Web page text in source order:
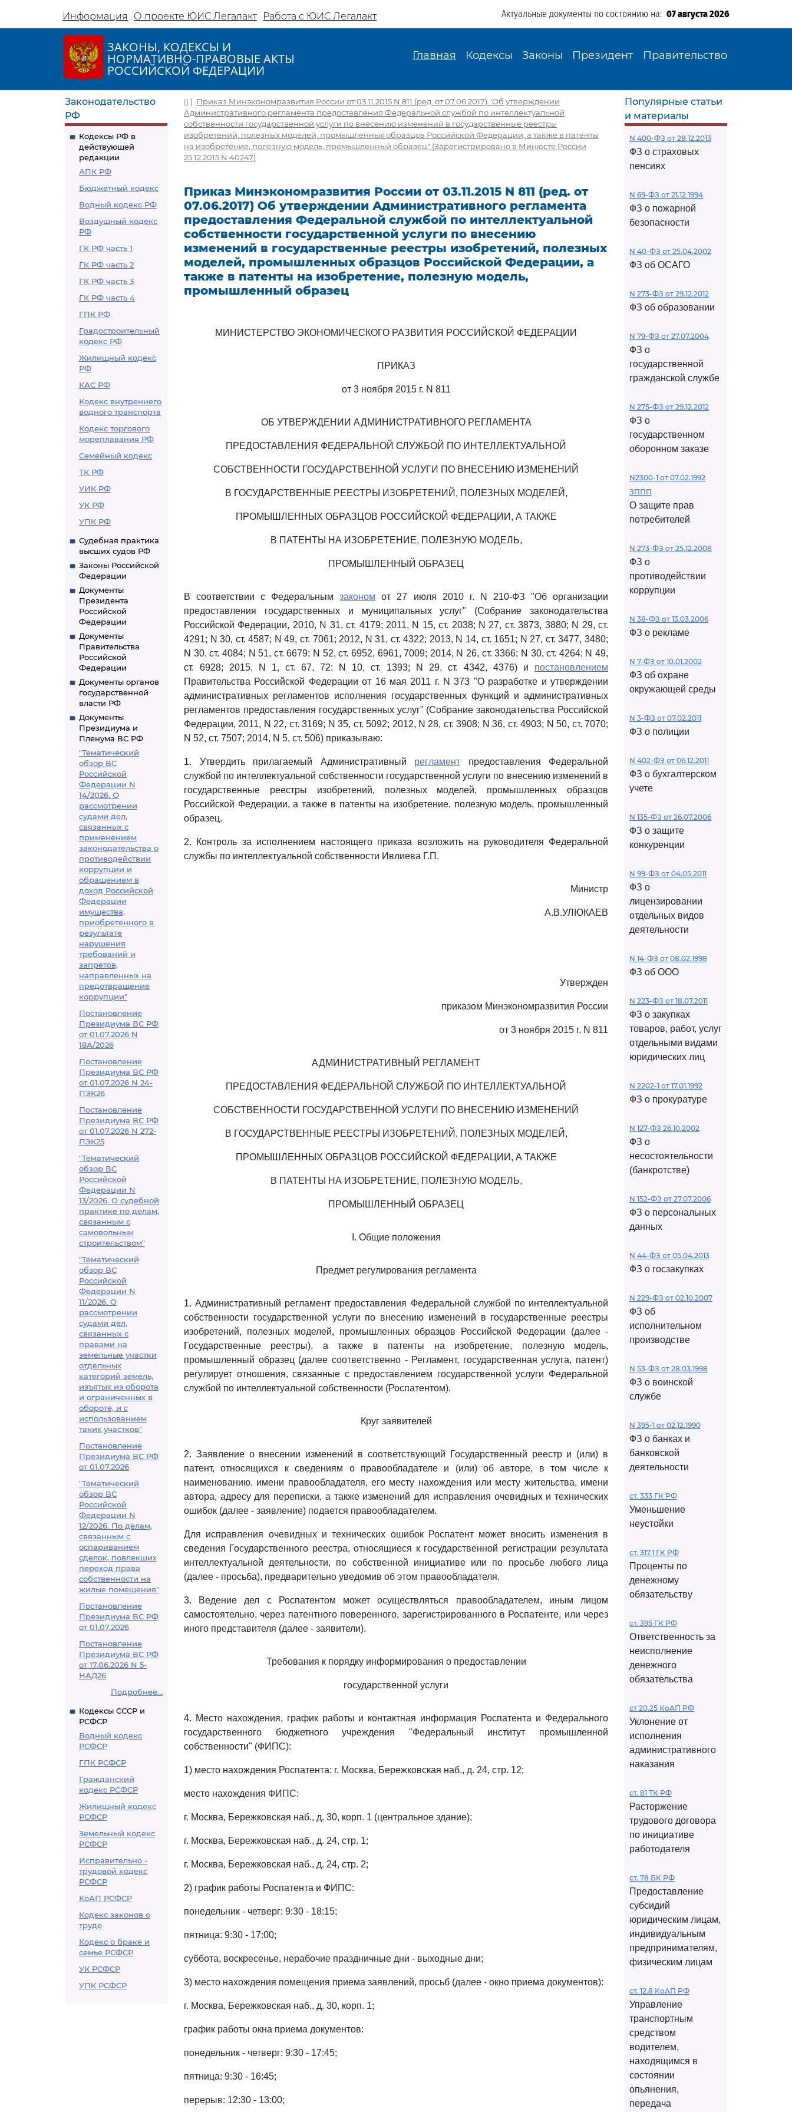
Информация О проекте ЮИС Легалакт Работа с ЮИС Легалакт Актуальные документы по состоянию на: 07 августа 2026
ЗАКОНЫ, КОДЕКСЫ И
НОРМАТИВНО-ПРАВОВЫЕ АКТЫ
РОССИЙСКОЙ ФЕДЕРАЦИИ
Главная Кодексы Законы Президент Правительство
Законодательство
РФ
Кодексы РФ в
действующей
редакции
АПК РФ
Бюджетный кодекс
Водный кодекс РФ
Воздушный кодекс
РФ
ГК РФ часть 1
ГК РФ часть 2
ГК РФ часть 3
ГК РФ часть 4
ГПК РФ
Градостроительный
кодекс РФ
Жилищный кодекс
РФ
КАС РФ
Кодекс внутреннего
водного транспорта
Кодекс торгового
мореплавания РФ
Семейный кодекс
ТК РФ
УИК РФ
УК РФ
УПК РФ
Судебная практика
высших судов РФ
Законы Российской
Федерации
Документы
Президента
Российской
Федерации
Документы
Правительства
Российской
Федерации
Документы органов
государственной
власти РФ
Документы
Президиума и
Пленума ВС РФ
"Тематический
обзор ВС
Российской
Федерации N
14/2026. О
рассмотрении
судами дел,
связанных с
применением
законодательства о
противодействии
коррупции и
обращением в
доход Российской
Федерации
имущества,
приобретенного в
результате
нарушения
требований и
запретов,
направленных на
предотвращение
коррупции"
Постановление
Президиума ВС РФ
от 01.07.2026 N
18А/2026
Постановление
Президиума ВС РФ
от 01.07.2026 N 24-
ПЭК26
Постановление
Президиума ВС РФ
от 01.07.2026 N 272-
ПЭК25
"Тематический
обзор ВС
Российской
Федерации N
13/2026. О судебной
практике по делам,
связанным с
самовольным
строительством"
"Тематический
обзор ВС
Российской
Федерации N
11/2026. О
рассмотрении
судами дел,
связанных с
правами на
земельные участки
отдельных
категорий земель,
изъятых из оборота
и ограниченных в
обороте, и с
использованием
таких участков"
Постановление
Президиума ВС РФ
от 01.07.2026
"Тематический
обзор ВС
Российской
Федерации N
12/2026. По делам,
связанным с
оспариванием
сделок, повлекших
переход права
собственности на
жилые помещения"
Постановление
Президиума ВС РФ
от 01.07.2026
Постановление
Президиума ВС РФ
от 17.06.2026 N 5-
НАД26
Подробнее...
Кодексы СССР и
РСФСР
Водный кодекс
РСФСР
ГПК РСФСР
Гражданский
кодекс РСФСР
Жилищный кодекс
РСФСР
Земельный кодекс
РСФСР
Исправительно -
трудовой кодекс
РСФСР
КоАП РСФСР
Кодекс законов о
труде
Кодекс о браке и
семье РСФСР
УК РСФСР
УПК РСФСР
| Приказ Минэкономразвития России от 03.11.2015 N 811 (ред. от 07.06.2017) "Об утверждении
Административного регламента предоставления Федеральной службой по интеллектуальной
собственности государственной услуги по внесению изменений в государственные реестры
изобретений, полезных моделей, промышленных образцов Российской Федерации, а также в патенты
на изобретение, полезную модель, промышленный образец" (Зарегистрировано в Минюсте России
25.12.2015 N 40247)
Приказ Минэкономразвития России от 03.11.2015 N 811 (ред. от
07.06.2017) Об утверждении Административного регламента
предоставления Федеральной службой по интеллектуальной
собственности государственной услуги по внесению
изменений в государственные реестры изобретений, полезных
моделей, промышленных образцов Российской Федерации, а
также в патенты на изобретение, полезную модель,
промышленный образец
МИНИСТЕРСТВО ЭКОНОМИЧЕСКОГО РАЗВИТИЯ РОССИЙСКОЙ ФЕДЕРАЦИИ
ПРИКАЗ
от 3 ноября 2015 г. N 811
ОБ УТВЕРЖДЕНИИ АДМИНИСТРАТИВНОГО РЕГЛАМЕНТА
ПРЕДОСТАВЛЕНИЯ ФЕДЕРАЛЬНОЙ СЛУЖБОЙ ПО ИНТЕЛЛЕКТУАЛЬНОЙ
СОБСТВЕННОСТИ ГОСУДАРСТВЕННОЙ УСЛУГИ ПО ВНЕСЕНИЮ ИЗМЕНЕНИЙ
В ГОСУДАРСТВЕННЫЕ РЕЕСТРЫ ИЗОБРЕТЕНИЙ, ПОЛЕЗНЫХ МОДЕЛЕЙ,
ПРОМЫШЛЕННЫХ ОБРАЗЦОВ РОССИЙСКОЙ ФЕДЕРАЦИИ, А ТАКЖЕ
В ПАТЕНТЫ НА ИЗОБРЕТЕНИЕ, ПОЛЕЗНУЮ МОДЕЛЬ,
ПРОМЫШЛЕННЫЙ ОБРАЗЕЦ
В соответствии с Федеральнымзаконом от 27 июля 2010 г. N 210-ФЗ "Об организации
предоставления государственных и муниципальных услуг" (Собрание законодательства
Российской Федерации, 2010, N 31, ст. 4179; 2011, N 15, ст. 2038; N 27, ст. 3873, 3880; N 29, ст.
4291; N 30, ст. 4587; N 49, ст. 7061; 2012, N 31, ст. 4322; 2013, N 14, ст. 1651; N 27, ст. 3477, 3480;
N 30, ст. 4084; N 51, ст. 6679; N 52, ст. 6952, 6961, 7009; 2014, N 26, ст. 3366; N 30, ст. 4264; N 49,
ст. 6928; 2015, N 1, ст. 67, 72; N 10, ст. 1393; N 29, ст. 4342, 4376) и постановлением
Правительства Российской Федерации от 16 мая 2011 г. N 373 "О разработке и утверждении
административных регламентов исполнения государственных функций и административных
регламентов предоставления государственных услуг" (Собрание законодательства Российской
Федерации, 2011, N 22, ст. 3169; N 35, ст. 5092; 2012, N 28, ст. 3908; N 36, ст. 4903; N 50, ст. 7070;
N 52, ст. 7507; 2014, N 5, ст. 506) приказываю:
1. Утвердить прилагаемый Административный регламент предоставления Федеральной
службой по интеллектуальной собственности государственной услуги по внесению изменений в
государственные реестры изобретений, полезных моделей, промышленных образцов
Российской Федерации, а также в патенты на изобретение, полезную модель, промышленный
образец.
2. Контроль за исполнением настоящего приказа возложить на руководителя Федеральной
службы по интеллектуальной собственности Ивлиева Г.П.
Министр
А.В.УЛЮКАЕВ
Утвержден
приказом Минэкономразвития России
от 3 ноября 2015 г. N 811
АДМИНИСТРАТИВНЫЙ РЕГЛАМЕНТ
ПРЕДОСТАВЛЕНИЯ ФЕДЕРАЛЬНОЙ СЛУЖБОЙ ПО ИНТЕЛЛЕКТУАЛЬНОЙ
СОБСТВЕННОСТИ ГОСУДАРСТВЕННОЙ УСЛУГИ ПО ВНЕСЕНИЮ ИЗМЕНЕНИЙ
В ГОСУДАРСТВЕННЫЕ РЕЕСТРЫ ИЗОБРЕТЕНИЙ, ПОЛЕЗНЫХ МОДЕЛЕЙ,
ПРОМЫШЛЕННЫХ ОБРАЗЦОВ РОССИЙСКОЙ ФЕДЕРАЦИИ, А ТАКЖЕ
В ПАТЕНТЫ НА ИЗОБРЕТЕНИЕ, ПОЛЕЗНУЮ МОДЕЛЬ,
ПРОМЫШЛЕННЫЙ ОБРАЗЕЦ
I. Общие положения
Предмет регулирования регламента
1. Административный регламент предоставления Федеральной службой по интеллектуальной
собственности государственной услуги по внесению изменений в государственные реестры
изобретений, полезных моделей, промышленных образцов Российской Федерации (далее -
Государственные реестры), а также в патенты на изобретение, полезную модель,
промышленный образец (далее соответственно - Регламент, государственная услуга, патент)
регулирует отношения, связанные с предоставлением государственной услуги Федеральной
службой по интеллектуальной собственности (Роспатентом).
Круг заявителей
2. Заявление о внесении изменений в соответствующий Государственный реестр и (или) в
патент, относящихся к сведениям о правообладателе и (или) об авторе, в том числе к
наименованию, имени правообладателя, его месту нахождения или месту жительства, имени
автора, адресу для переписки, а также изменений для исправления очевидных и технических
ошибок (далее - заявление) подается правообладателем.
Для исправления очевидных и технических ошибок Роспатент может вносить изменения в
сведения Государственного реестра, относящиеся к государственной регистрации результата
интеллектуальной деятельности, по собственной инициативе или по просьбе любого лица
(далее - просьба), предварительно уведомив об этом правообладателя.
3. Ведение дел с Роспатентом может осуществляться правообладателем, иным лицом
самостоятельно, через патентного поверенного, зарегистрированного в Роспатенте, или через
иного представителя (далее - заявители).
Требования к порядку информирования о предоставлении
государственной услуги
4. Место нахождения, график работы и контактная информация Роспатента и Федерального
государственного бюджетного учреждения "Федеральный институт промышленной
собственности" (ФИПС):
1) место нахождения Роспатента: г. Москва, Бережковская наб., д. 24, стр. 12;
место нахождения ФИПС:
г. Москва, Бережковская наб., д. 30, корп. 1 (центральное здание);
г. Москва, Бережковская наб., д. 24, стр. 1;
г. Москва, Бережковская наб., д. 24, стр. 2;
2) график работы Роспатента и ФИПС:
понедельник - четверг: 9:30 - 18:15;
пятница: 9:30 - 17:00;
суббота, воскресенье, нерабочие праздничные дни - выходные дни;
3) место нахождения помещения приема заявлений, просьб (далее - окно приема документов):
г. Москва, Бережковская наб., д. 30, корп. 1;
график работы окна приема документов:
понедельник - четверг: 9:30 - 17:45;
пятница: 9:30 - 16:45;
перерыв: 12:30 - 13:00;
Популярные статьи
и материалы
N 400-ФЗ от 28.12.2013
ФЗ о страховых
пенсиях
N 69-ФЗ от 21.12.1994
ФЗ о пожарной
безопасности
N 40-ФЗ от 25.04.2002
ФЗ об ОСАГО
N 273-ФЗ от 29.12.2012
ФЗ об образовании
N 79-ФЗ от 27.07.2004
ФЗ о
государственной
гражданской службе
N 275-ФЗ от 29.12.2012
ФЗ о
государственном
оборонном заказе
N2300-1 от 07.02.1992
ЗППП
О защите прав
потребителей
N 273-ФЗ от 25.12.2008
ФЗ о
противодействии
коррупции
N 38-ФЗ от 13.03.2006
ФЗ о рекламе
N 7-ФЗ от 10.01.2002
ФЗ об охране
окружающей среды
N 3-ФЗ от 07.02.2011
ФЗ о полиции
N 402-ФЗ от 06.12.2011
ФЗ о бухгалтерском
учете
N 135-ФЗ от 26.07.2006
ФЗ о защите
конкуренции
N 99-ФЗ от 04.05.2011
ФЗ о
лицензировании
отдельных видов
деятельности
N 14-ФЗ от 08.02.1998
ФЗ об ООО
N 223-ФЗ от 18.07.2011
ФЗ о закупках
товаров, работ, услуг
отдельными видами
юридических лиц
N 2202-1 от 17.01.1992
ФЗ о прокуратуре
N 127-ФЗ 26.10.2002
ФЗ о
несостоятельности
(банкротстве)
N 152-ФЗ от 27.07.2006
ФЗ о персональных
данных
N 44-ФЗ от 05.04.2013
ФЗ о госзакупках
N 229-ФЗ от 02.10.2007
ФЗ об
исполнительном
производстве
N 53-ФЗ от 28.03.1998
ФЗ о воинской
службе
N 395-1 от 02.12.1990
ФЗ о банках и
банковской
деятельности
ст. 333 ГК РФ
Уменьшение
неустойки
ст. 317.1 ГК РФ
Проценты по
денежному
обязательству
ст. 395 ГК РФ
Ответственность за
неисполнение
денежного
обязательства
ст 20.25 КоАП РФ
Уклонение от
исполнения
административного
наказания
ст. 81 ТК РФ
Расторжение
трудового договора
по инициативе
работодателя
ст. 78 БК РФ
Предоставление
субсидий
юридическим лицам,
индивидуальным
предпринимателям,
физическим лицам
ст. 12.8 КоАП РФ
Управление
транспортным
средством
водителем,
находящимся в
состоянии
опьянения,
передача